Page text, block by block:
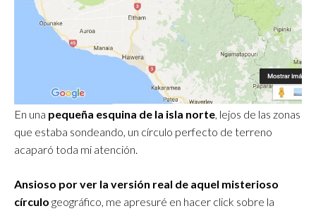
En una pequeña esquina de la isla norte , lejos de las zonas
que estaba sondeando, un círculo perfecto de terreno
acaparó toda mi atención.
Ansioso por ver la versión real de aquel misterioso
círculo geográfico, me apresuré en hacer click sobre la